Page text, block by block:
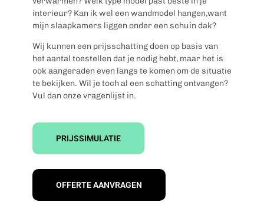
interieur? Kan ik wel een wandmodel hangen,want
mijn slaapkamers liggen onder een schuin dak?
Wij kunnen een prijsschatting doen op basis van
het aantal toestellen dat je nodig hebt, maar het is
ook aangeraden even langs te komen om de situatie
te bekijken. Wil je toch al een schatting ontvangen?
Vul dan onze vragenlijst in.
PRIJSSIMULATIE
OFFERTE AANVRAGEN